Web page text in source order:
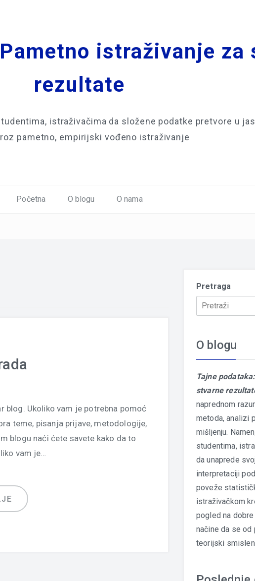
istraživanje za
rezultate
istraživačima da složene podatke pretvore u
pametno, empirijski vođeno istraživanje
Početna O blogu O nama
blog. Ukoliko vam je potrebna pomoć
teme, pisanja prijave, metodologije,
blogu naći ćete savete kako da to
vam je…
Pretraga
O blogu
Tajne
stvarne
naprednom
metoda, analizi
mišljenju.
studentima,
da unaprede
interpretaciji
poveže
istraživačkom
pogled na
načine da se od
teorijski